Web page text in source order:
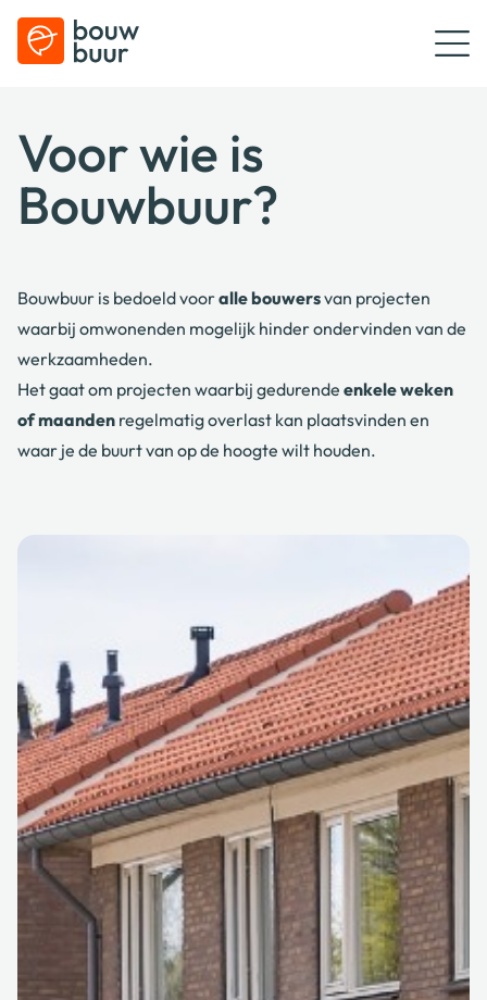
Voor wie is
Bouwbuur?
Bouwbuur is bedoeld vooralle bouwersvan projecten
waarbij omwonenden mogelijk hinder ondervinden van de
werkzaamheden.
Het gaat om projecten waarbij gedurende enkele weken
of maanden regelmatig overlast kan plaatsvinden en
waar je de buurt van op de hoogte wilt houden.